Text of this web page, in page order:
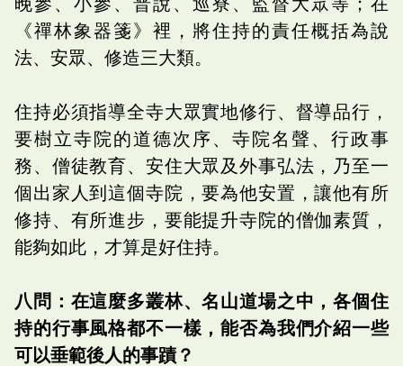
《禪林象器箋》裡，將住持的責任概括為說
法、安眾、修造三大類。
住持必須指導全寺大眾實地修行、督導品行，
要樹立寺院的道德次序、寺院名聲、行政事
務、僧徒教育、安住大眾及外事弘法，乃至一
個出家人到這個寺院，要為他安置，讓他有所
修持、有所進步，要能提升寺院的僧伽素質，
能夠如此，才算是好住持。
八問：在這麼多叢林、名山道場之中，各個住
持的行事風格都不一樣，能否為我們介紹一些
可以垂範後人的事蹟？